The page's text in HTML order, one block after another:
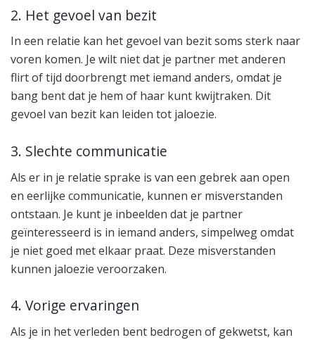
2. Het gevoel van bezit
In een relatie kan het gevoel van bezit soms sterk naar
voren komen. Je wilt niet dat je partner met anderen
flirt of tijd doorbrengt met iemand anders, omdat je
bang bent dat je hem of haar kunt kwijtraken. Dit
gevoel van bezit kan leiden tot jaloezie.
3. Slechte communicatie
Als er in je relatie sprake is van een gebrek aan open
en eerlijke communicatie, kunnen er misverstanden
ontstaan. Je kunt je inbeelden dat je partner
geïnteresseerd is in iemand anders, simpelweg omdat
je niet goed met elkaar praat. Deze misverstanden
kunnen jaloezie veroorzaken.
4. Vorige ervaringen
Als je in het verleden bent bedrogen of gekwetst, kan